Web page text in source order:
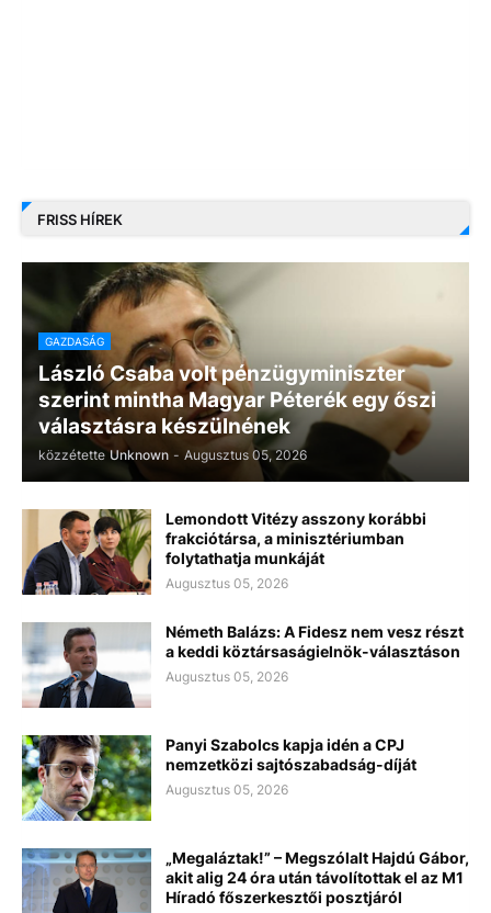
FRISS HÍREK
GAZDASÁG
László Csaba volt pénzügyminiszter
szerint mintha Magyar Péterék egy őszi
választásra készülnének
közzétette Unknown - Augusztus 05, 2026
Lemondott Vitézy asszony korábbi
frakciótársa, a minisztériumban
folytathatja munkáját
Augusztus 05, 2026
Németh Balázs: A Fidesz nem vesz részt
a keddi köztársaságielnök-választáson
Augusztus 05, 2026
Panyi Szabolcs kapja idén a CPJ
nemzetközi sajtószabadság-díját
Augusztus 05, 2026
„Megaláztak!” – Megszólalt Hajdú Gábor,
akit alig 24 óra után távolítottak el az M1
Híradó főszerkesztői posztjáról